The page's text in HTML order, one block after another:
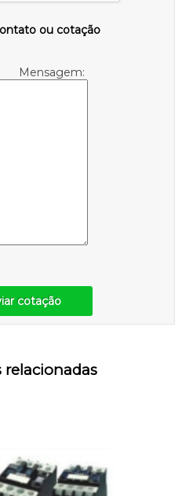
ou cotação
Mensagem:
cotação
relacionadas